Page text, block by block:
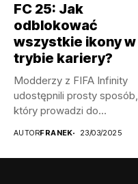
FC 25: Jak
odblokować
wszystkie ikony w
trybie kariery?
Modderzy z FIFA Infinity
udostępnili prosty sposób,
który prowadzi do
AUTORFRANEK 23/03/2025